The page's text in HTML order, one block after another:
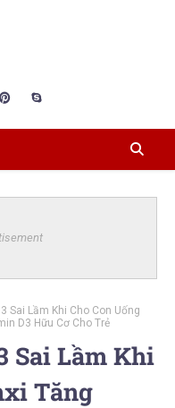
Sai Lầm Khi Cho Con Uống
D3 Hữu Cơ Cho Trẻ
Sai Lầm Khi
Tăng